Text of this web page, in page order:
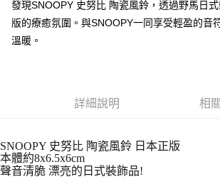
元大商業銀行
永豐商業銀
台新國際商業銀行
悠遊付
Google Pay
每筆NT$65，滿NT$999(含以上)免運費
付款後全家取貨
發現SNOOPY 史努比 陶瓷風鈴，透過野馬日
版的療癒氛圍。與SNOOPY一同享受輕盈的音
溫暖。
詳細說明 相
SNOOPY 史努比 陶瓷風鈴 日本正版
本體約8x6.5x6cm
聲音清脆 漂亮的日式裝飾品!